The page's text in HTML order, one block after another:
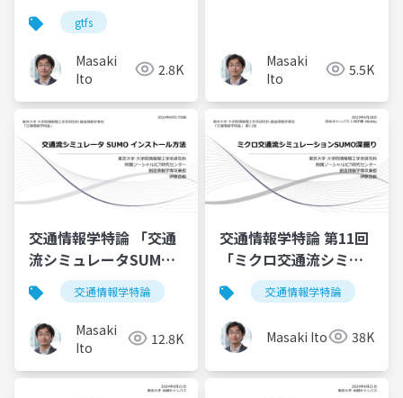
Community Efforts,
and Development
History
gtfs
Masaki
Ito
2.8K
に今なすべきこと
Masaki
Ito
5.5K
交通情報学特論 「交通
流シミュレータSUMO
インストール方法」講
師：伊藤昌毅
交通情報学特論
Masaki
Ito
12.8K
交通情報学特論 第11回
「ミクロ交通流シミュ
レーションSUMO深掘
り」講師：伊藤昌毅
交通情報学特論
Masaki Ito 38K